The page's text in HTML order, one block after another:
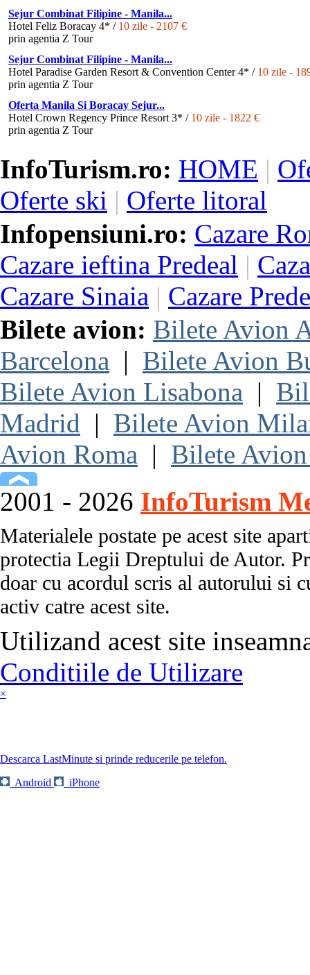
Sejur Combinat Filipine - Manila...
Hotel Feliz Boracay 4* / 10 zile - 2107 €
prin agentia Z Tour
Sejur Combinat Filipine - Manila...
Hotel Paradise Garden Resort & Convention Center 4* / 10 zile -
prin agentia Z Tour
Oferta Manila Si Boracay Sejur...
Hotel Crown Regency Prince Resort 3* / 10 zile - 1822 €
prin agentia Z Tour
InfoTurism.ro: HOME |
Oferte ski | Oferte litoral
Infopensiuni.ro: Cazare
Cazare ieftina Predeal |
Cazare Sinaia | Cazare
Bilete avion: Bilete Avion
Barcelona | Bilete Avion
Bilete Avion Lisabona |
Madrid | Bilete Avion
Avion Roma | Bilete
2001 - 2026 InfoTurism
Materialele postate pe acest site
protectia Legii Dreptului de Autor.
doar cu acordul scris al autorului si
activ catre acest site.
Utilizand acest site
Conditiile de Utilizare
×
Descarca LastMinute si prinde reducerile pe telefon.
Android
iPhone